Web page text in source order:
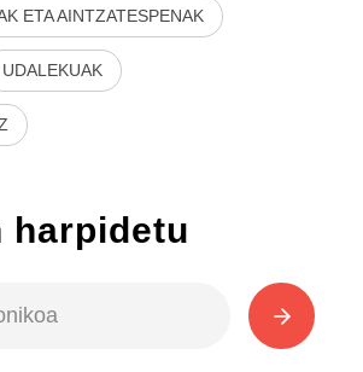
ETA AINTZATESPENAK
UDALEKUAK
harpidetu